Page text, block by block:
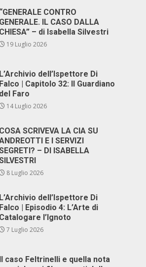
“GENERALE CONTRO
GENERALE. IL CASO DALLA
CHIESA” – di Isabella Silvestri
19 Luglio 2026
L’Archivio dell’Ispettore Di
Falco | Capitolo 32: Il Guardiano
del Faro
14 Luglio 2026
COSA SCRIVEVA LA CIA SU
E I SERVIZI
– DI ISABELLA
8 Luglio 2026
L’Archivio dell’Ispettore Di
Falco | Episodio 4: L’Arte di
Catalogare l’Ignoto
7 Luglio 2026
Il caso Feltrinelli e quella nota